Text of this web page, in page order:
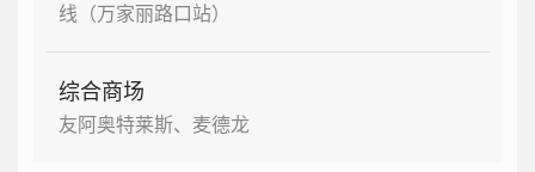
线（万家丽路口站）
综合商场
友阿奥特莱斯、麦德龙